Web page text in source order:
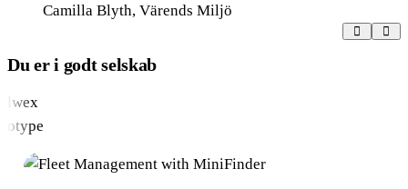
Camilla Blyth, Värends Miljö
Du er i godt selskab